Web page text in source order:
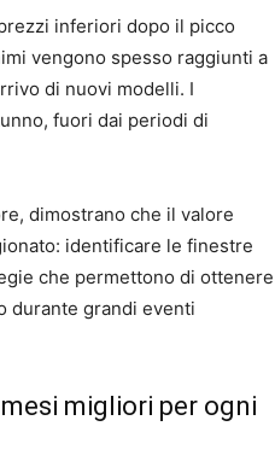
inferiori dopo il picco
vengono spesso raggiunti a
di nuovi modelli. I
fuori dai periodi di
dimostrano che il valore
identificare le finestre
che permettono di ottenere
durante grandi eventi
migliori per ogni